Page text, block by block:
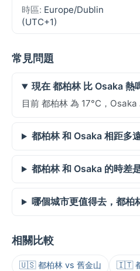
時區: Europe/Dublin
(UTC+1)
常見問題
現在 都柏林 比 Osaka 熱
目前 都柏林 為 17°C，Osaka
都柏林 和 Osaka 相距多
都柏林 和 Osaka 的時差
哪個城市更值得去，都柏
相關比較
🇺🇸 都柏林 vs 舊金山 🇮🇹